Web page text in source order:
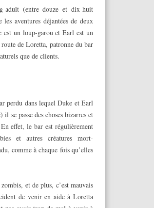
adult (entre douze et dix-huit
aventures déjantées de deux
est un loup-garou et Earl est un
de Loretta, patronne du bar
que de clients.
perdu dans lequel Duke et Earl
se passe des choses bizarres et
effet, le bar est régulièrement
et autres créatures mort-
comme à chaque fois qu’elles
et de plus, c’est mauvais
de venir en aide à Loretta